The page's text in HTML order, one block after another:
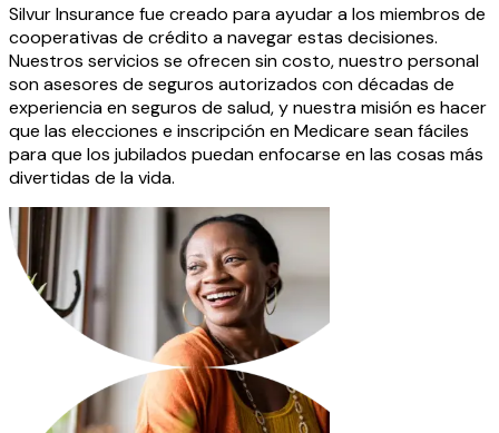
Silvur Insurance fue creado para ayudar a los miembros de
cooperativas de crédito a navegar estas decisiones.
Nuestros servicios se ofrecen sin costo, nuestro personal
son asesores de seguros autorizados con décadas de
experiencia en seguros de salud, y nuestra misión es hacer
que las elecciones e inscripción en Medicare sean fáciles
para que los jubilados puedan enfocarse en las cosas más
divertidas de la vida.